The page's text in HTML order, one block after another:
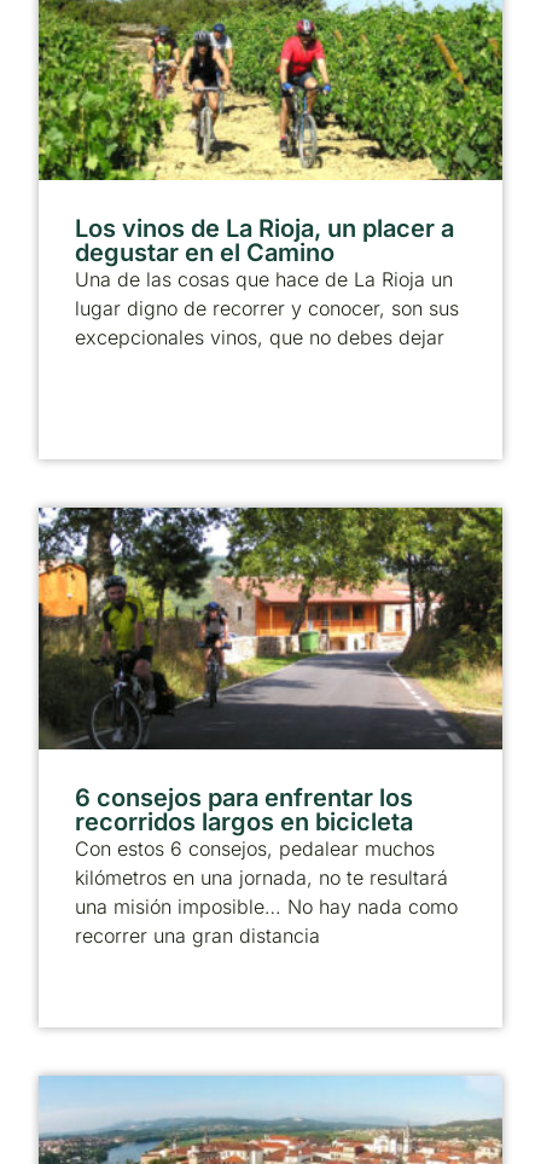
Los vinos de La Rioja, un placer a
degustar en el Camino
Una de las cosas que hace de La Rioja un
lugar digno de recorrer y conocer, son sus
excepcionales vinos, que no debes dejar
6 consejos para enfrentar los
recorridos largos en bicicleta
Con estos 6 consejos, pedalear muchos
kilómetros en una jornada, no te resultará
una misión imposible… No hay nada como
recorrer una gran distancia